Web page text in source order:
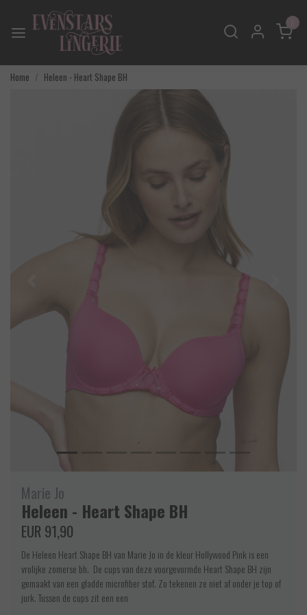
Home Heleen - Heart Shape BH
Marie Jo
Heleen - Heart Shape BH
EUR 91,90
De Heleen Heart Shape BH van Marie Jo in de kleur Hollywood Pink is een
vrolijke zomerse bh. De cups van deze voorgevormde Heart Shape BH zijn
gemaakt van een gladde microfiber stof. Zo tekenen ze niet af onder je top of
jurk. Tussen de cups zit een een